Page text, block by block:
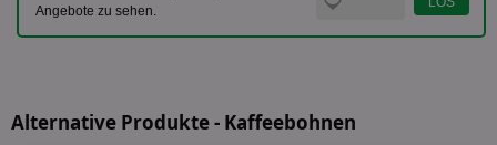
Angebote zu sehen.
Alternative Produkte - Kaffeebohnen